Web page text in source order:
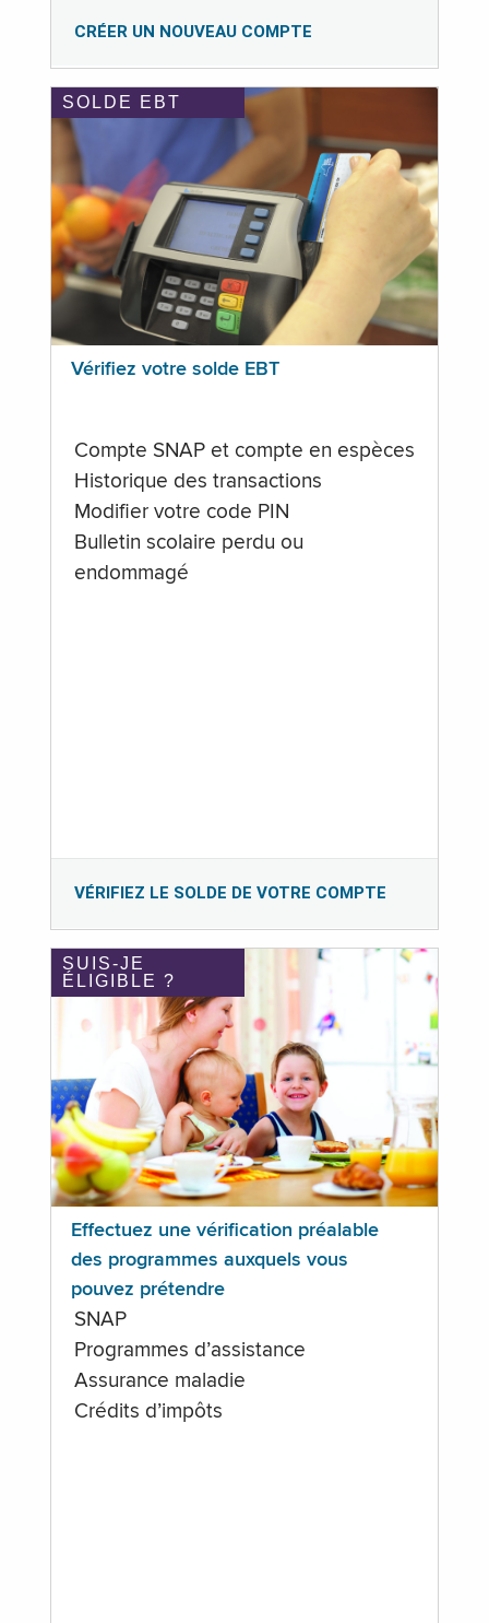
CRÉER UN NOUVEAU COMPTE
SOLDE EBT
Vérifiez votre solde EBT
Compte SNAP et compte en espèces
Historique des transactions
Modifier votre code PIN
Bulletin scolaire perdu ou
endommagé
VÉRIFIEZ LE SOLDE DE VOTRE COMPTE
SUIS-JE
ÉLIGIBLE ?
Effectuez une vérification préalable
des programmes auxquels vous
pouvez prétendre
SNAP
Programmes d’assistance
Assurance maladie
Crédits d’impôts